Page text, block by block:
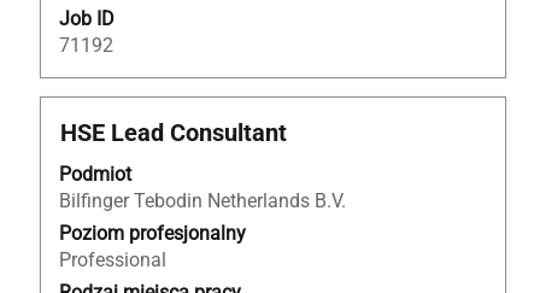
Job ID
71192
Tytuł
HSE Lead Consultant
Podmiot
Bilfinger Tebodin Netherlands B.V.
Poziom profesjonalny
Professional
Zaznacz
pomocą
spacji,
aby
wyświetlić
pełną